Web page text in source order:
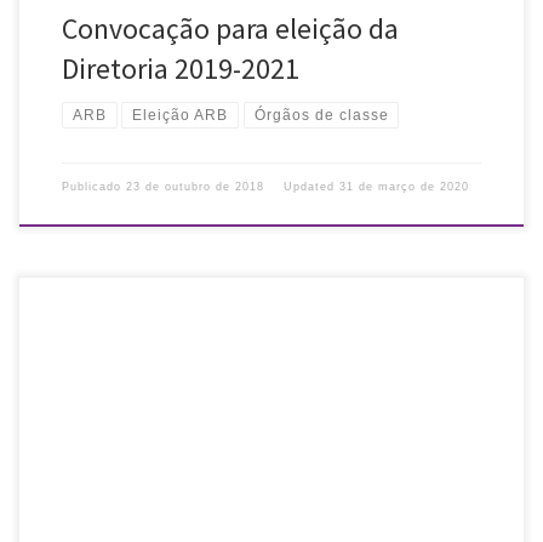
Convocação para eleição da
Diretoria 2019-2021
ARB Eleição ARB Órgãos de classe
Publicado 23 de outubro de 2018 Updated 31 de março de 2020